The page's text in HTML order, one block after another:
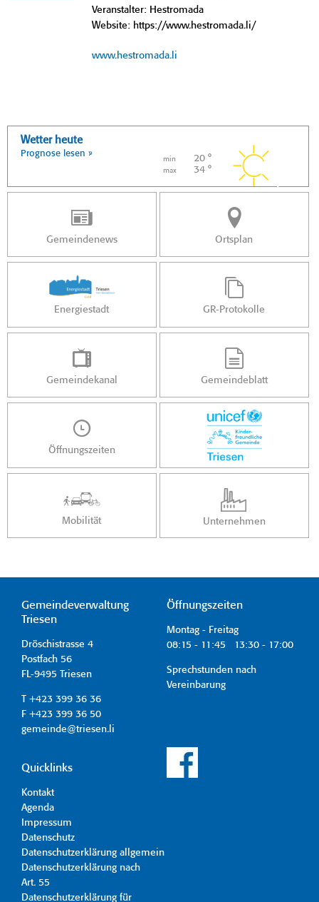
Veranstalter: Hestromada
Website: https://www.hestromada.li/
www.hestromada.li
Wetter heute
Prognose lesen »
min 20 °
max 34 °
Gemeindenews Ortsplan
Energiestadt GR-Protokolle
Gemeindekanal Gemeindeblatt
Öffnungszeiten
Mobilität Unternehmen
Gemeindeverwaltung
Triesen
Dröschistrasse 4
Postfach 56
FL-9495 Triesen
T +423 399 36 36
F +423 399 36 50
gemeinde@triesen.li
Öffnungszeiten
Montag - Freitag
08:15 - 11:45 13:30 - 17:00
Sprechstunden nach
Vereinbarung
Quicklinks
Kontakt
Agenda
Impressum
Datenschutz
Datenschutzerklärung allgemein
Datenschutzerklärung nach
Art. 55
Datenschutzerklärung für